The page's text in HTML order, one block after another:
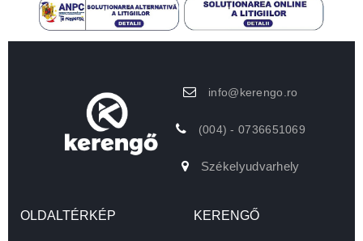
info@kerengo.ro
(004) - 0736651069
Székelyudvarhely
OLDALTÉRKÉP KERENGŐ